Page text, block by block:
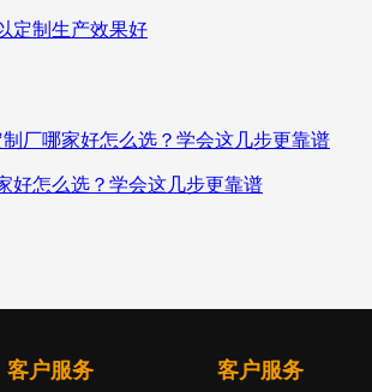
定制生产效果好
好怎么选？学会这几步更靠谱
客户服务 客户服务